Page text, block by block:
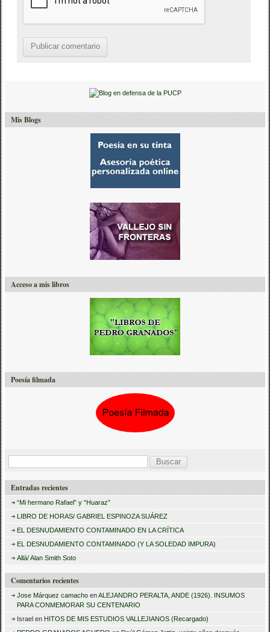
Mis Blogs
Acceso a mis libros
Poesía filmada
s
r
Entradas recientes
“Mi hermano Rafael” y “Huaraz”
LIBRO DE HORAS/ GABRIEL ESPINOZA SUÁREZ
EL DESNUDAMIENTO CONTAMINADO EN LA CRÍTICA
EL DESNUDAMIENTO CONTAMINADO (Y LA SOLEDAD IMPURA)
Allá/ Alan Smith Soto
Comentarios recientes
Jose Márquez camacho enALEJANDRO PERALTA, ANDE (1926). INSUMOS
PARA CONMEMORAR SU CENTENARIO
Israel en HITOS DE MIS ESTUDIOS VALLEJIANOS (Recargado)